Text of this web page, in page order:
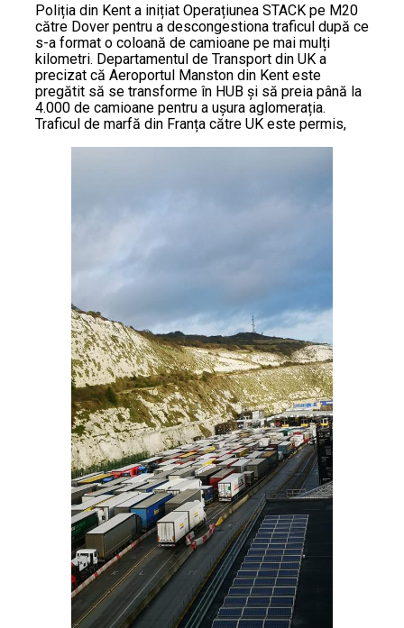
Poliția din Kent a inițiat Operațiunea STACK pe M20
către Dover pentru a descongestiona traficul după ce
s-a format o coloană de camioane pe mai mulți
kilometri. Departamentul de Transport din UK a
precizat că Aeroportul Manston din Kent este
pregătit să se transforme în HUB și să preia până la
4.000 de camioane pentru a ușura aglomerația.
Traficul de marfă din Franța către UK este permis,